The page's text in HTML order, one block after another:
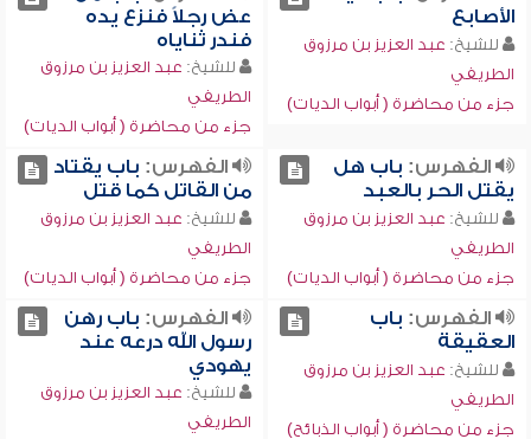
الأصابع
للشيخ: عبد العزيز بن مرزوق
الطريفي
جزء من محاضرة ( أبواب الديات)
عض رجلاً فنزع يده
فندر ثناياه
للشيخ: عبد العزيز بن مرزوق
الطريفي
جزء من محاضرة ( أبواب الديات)
الفهرس: باب هل
يقتل الحر بالعبد
للشيخ: عبد العزيز بن مرزوق
الطريفي
جزء من محاضرة ( أبواب الديات)
الفهرس: باب يقتاد
من القاتل كما قتل
للشيخ: عبد العزيز بن مرزوق
الطريفي
جزء من محاضرة ( أبواب الديات)
الفهرس: باب
العقيقة
للشيخ: عبد العزيز بن مرزوق
الطريفي
جزء من محاضرة ( أبواب الذبائح)
الفهرس: باب رهن
رسول الله درعه عند
يهودي
للشيخ: عبد العزيز بن مرزوق
الطريفي